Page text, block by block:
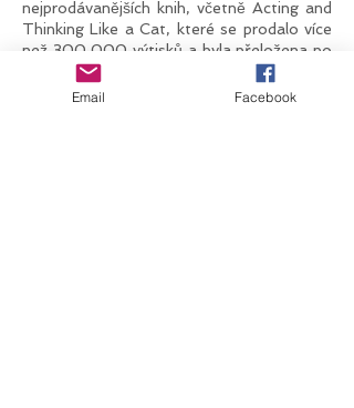
nejprodávanějších knih, včetně Acting and
Thinking Like a Cat, které se prodalo více
než 300 000 výtisků a byla přeložena po
celém světě!
Email Facebook